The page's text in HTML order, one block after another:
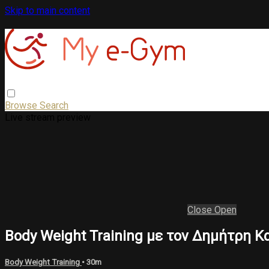
Skip to main content
Browse Search
Close Open
Body Weight Training με τον Δημήτρη
Body Weight Training • 30m